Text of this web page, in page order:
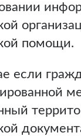
помощи.
если